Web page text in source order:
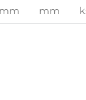
mm
mm